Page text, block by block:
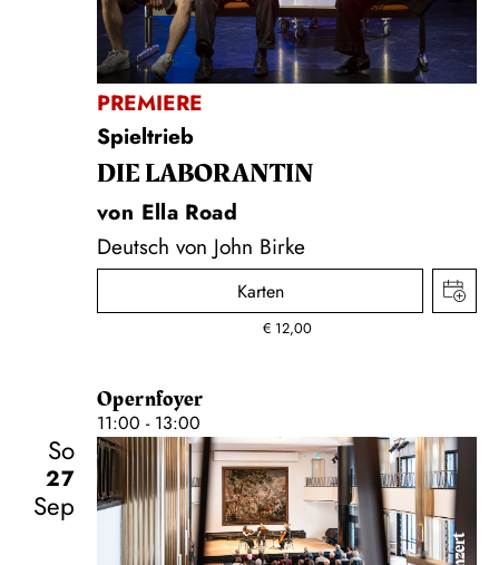
PREMIERE
Spieltrieb
DIE LA­BO­RAN­TIN
von Ella Road
Deutsch von John Birke
Karten
€ 12,00
Opernfoyer
11:00 - 13:00
So
27
Sep